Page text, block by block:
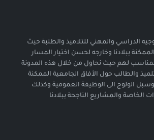
الدراسي والمهني للتلاميذ والطلبة حيث
ببلادنا وخارجه لحسن اختيار المسار
لهم حيث نحاول من خلال هذه المدونة
والطالب حول الأفاق الجامعية الممكنة
الولوج الى الوظيفة العمومية وكذلك
الخاصة والمشاريع الناجحة ببلادنا